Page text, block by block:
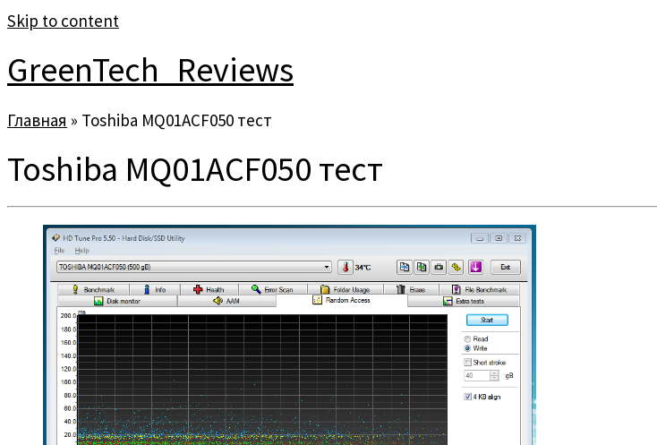
Skip to content
GreenTech_Reviews
Главная » Toshiba MQ01ACF050 тест
Toshiba MQ01ACF050 тест